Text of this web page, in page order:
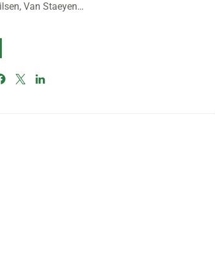
Van Staeyen…